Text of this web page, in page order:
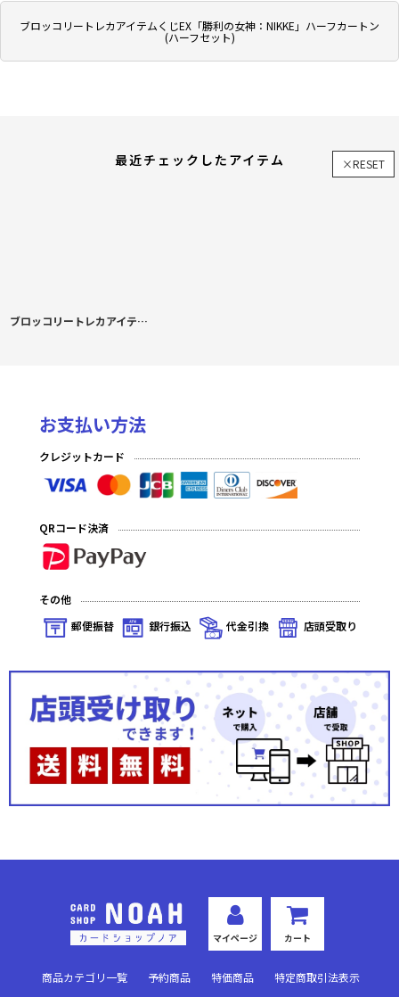
ブロッコリートレカアイテムくじEX「勝利の女神：NIKKE」ハーフカートン
(ハーフセット)
最近チェックしたアイテム ×RESET
ブロッコリートレカアイテムくじEX「勝利の女神：NIKKE」ハーフカートン(ハーフセット)
お支払い方法
クレジットカード
QRコード決済
その他
郵便振替
銀行振込 代金引換 店頭受取り
マイページ カート
商品カテゴリ一覧 予約商品 特価商品 特定商取引法表示